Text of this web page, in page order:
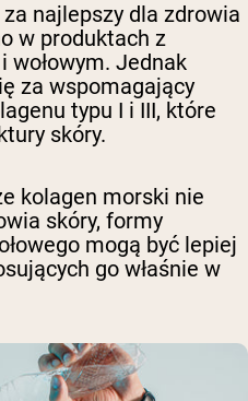
najlepszy dla zdrowia
w produktach z
wołowym. Jednak
za wspomagający
typu I i III, które
skóry.
kolagen morski nie
skóry, formy
mogą być lepiej
go właśnie w